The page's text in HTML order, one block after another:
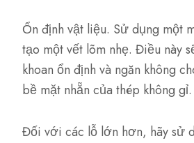
Ổn định vật liệu. Sử dụng một
tạo một vết lõm nhẹ. Điều này
khoan ổn định và ngăn không
bề mặt nhẵn của thép không gỉ.
Đối với các lỗ lớn hơn, hãy sử